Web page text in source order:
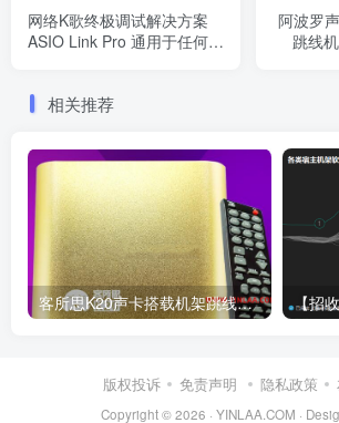
网络K歌终极调试解决方案
ASIO Link Pro 通用于任何声
阿波罗
跳线
相关推荐
客所思K20声卡搭载机架跳线设置教程
版权投诉 免责声明 隐私政策
Copyright © 2026 · YINLAA.COM ·